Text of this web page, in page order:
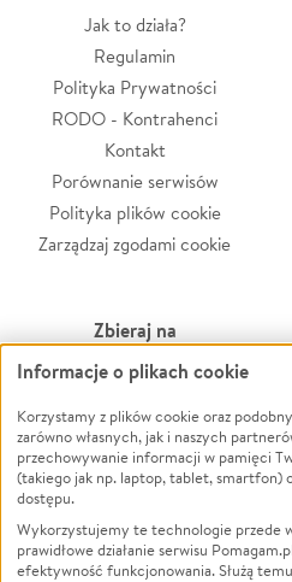
Jak to działa?
Regulamin
Polityka Prywatności
RODO - Kontrahenci
Kontakt
Porównanie serwisów
Polityka plików cookie
Zarządzaj zgodami cookie
Zbieraj na
Leczenie
Zwierzęta
Pożar
Ukraina
Pomoc Finansowa
Projekty
Informacje o plikach cookie
Korzystamy z plików cookie oraz
zarówno własnych, jak i naszych
przechowywanie informacji w pamięci
(takiego jak np. laptop, tablet, smartfon)
dostępu.
Wykorzystujemy te technologie przede
prawidłowe działanie serwisu
efektywność funkcjonowania. Służą